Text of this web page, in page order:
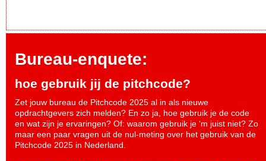
Bureau-enquete:
hoe gebruik jij de pitchcode?
Zet jouw bureau de Pitchcode 2025 al in als nieuwe
opdrachtgevers zich melden? En zo ja, hoe gebruik je de code
en wat zijn je ervaringen? Of: waarom gebruik je ‘m juist niet? Zo
maar een paar vragen uit de nul-meting over het gebruik van de
Pitchcode 2025 in Nederland.